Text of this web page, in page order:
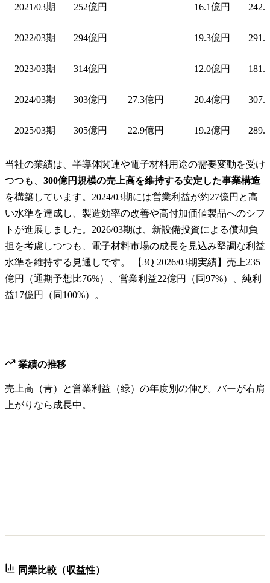
2021/03期 252億円 — 16.1億円
2022/03期 294億円 — 19.3億円
2023/03期 314億円 — 12.0億円
2024/03期 303億円 27.3億円 20.4億円
2025/03期 305億円 22.9億円 19.2億円
当社の業績は、半導体関連や電子材料用途の需要変動を受け
つつも、 300億円規模の売上高を維持する安定した事業構造
を構築しています。2024/03期には営業利益が約27億円と高
い水準を達成し、製造効率の改善や高付加価値製品へのシフ
トが進展しました。2026/03期は、新設備投資による償却負
担を考慮しつつも、電子材料市場の成長を見込み堅調な利益
水準を維持する見通しです。 【3Q 2026/03期実績】売上235
億円（通期予想比76%）、営業利益22億円（同97%）、純利
益17億円（同100%）。
業績の推移
売上高（青）と営業利益（緑）の年度別の伸び。バーが右肩
上がりなら成長中。
同業比較（収益性）